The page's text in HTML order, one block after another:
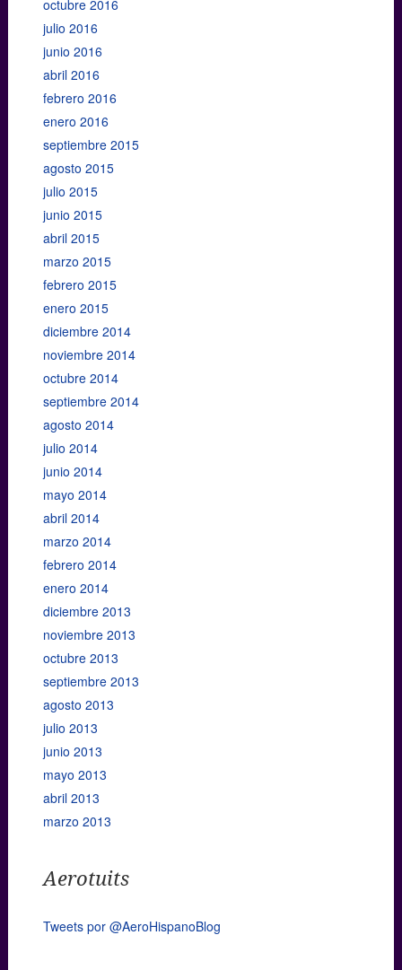
octubre 2016
julio 2016
junio 2016
abril 2016
febrero 2016
enero 2016
septiembre 2015
agosto 2015
julio 2015
junio 2015
abril 2015
marzo 2015
febrero 2015
enero 2015
diciembre 2014
noviembre 2014
octubre 2014
septiembre 2014
agosto 2014
julio 2014
junio 2014
mayo 2014
abril 2014
marzo 2014
febrero 2014
enero 2014
diciembre 2013
noviembre 2013
octubre 2013
septiembre 2013
agosto 2013
julio 2013
junio 2013
mayo 2013
abril 2013
marzo 2013
Aerotuits
Tweets por @AeroHispanoBlog